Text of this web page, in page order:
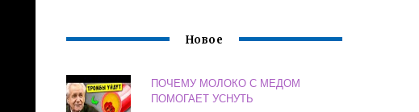
Новое
ПОЧЕМУ МОЛОКО С МЕДОМ
ПОМОГАЕТ УСНУТЬ